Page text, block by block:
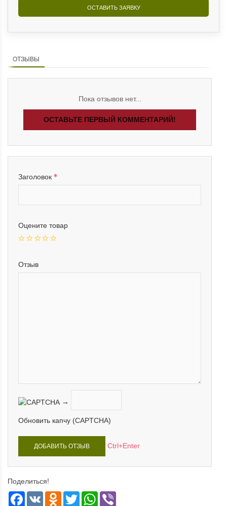
ОСТАВИТЬ ЗАЯВКУ
ОТЗЫВЫ
Пока отзывов нет...
ОСТАВЬТЕ ПЕРВЫЙ КОММЕНТАРИЙ!
Заголовок
Оцените товар
Отзыв
→
Обновить капчу (CAPTCHA)
Ctrl+Enter
Поделиться!
Facebook
VK Odnoklassniki
TwitterWhatsApp